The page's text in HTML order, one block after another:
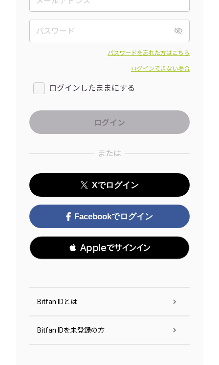
パスワードを忘れた方はこちら
ログインできない場合
ログインしたままにする
または
Xでログイン
Facebookでログイン
 Appleでサインイン
Bitfan IDとは
Bitfan IDを未登録の方